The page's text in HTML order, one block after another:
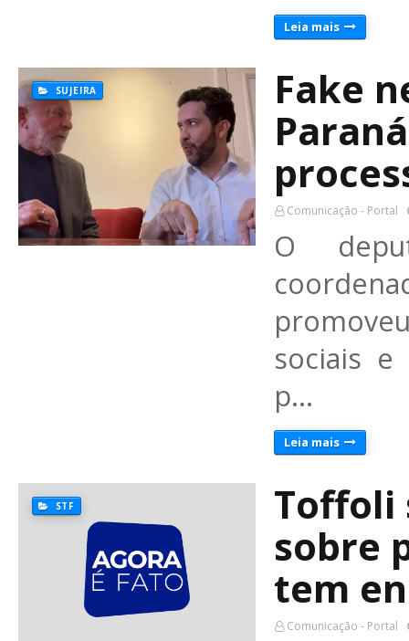
Leia mais
SUJEIRA
Fake
Comunicação - Portal
O
sociais
p…
Leia mais
STF
Toffoli
sobre
tem
Comunicação - Portal